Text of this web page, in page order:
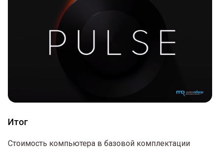
Итог
Стоимость компьютера в базовой комплектации